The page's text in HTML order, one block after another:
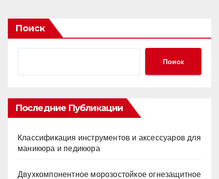
Поиск
Поиск
Последние Публикации
Классификация инструментов и аксессуаров для
маникюра и педикюра
Двухкомпонентное морозостойкое огнезащитное